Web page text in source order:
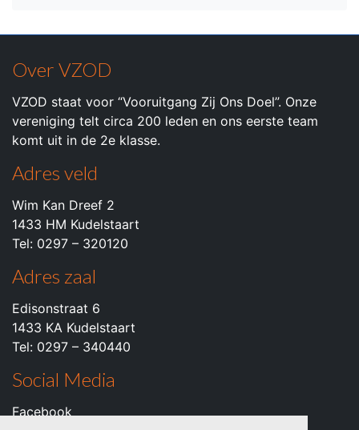
Over VZOD
VZOD staat voor “Vooruitgang Zij Ons Doel”. Onze
vereniging telt circa 200 leden en ons eerste team
komt uit in de 2e klasse.
Adres veld
Wim Kan Dreef 2
1433 HM Kudelstaart
Tel: 0297 – 320120
Adres zaal
Edisonstraat 6
1433 KA Kudelstaart
Tel: 0297 – 340440
Social Media
Facebook